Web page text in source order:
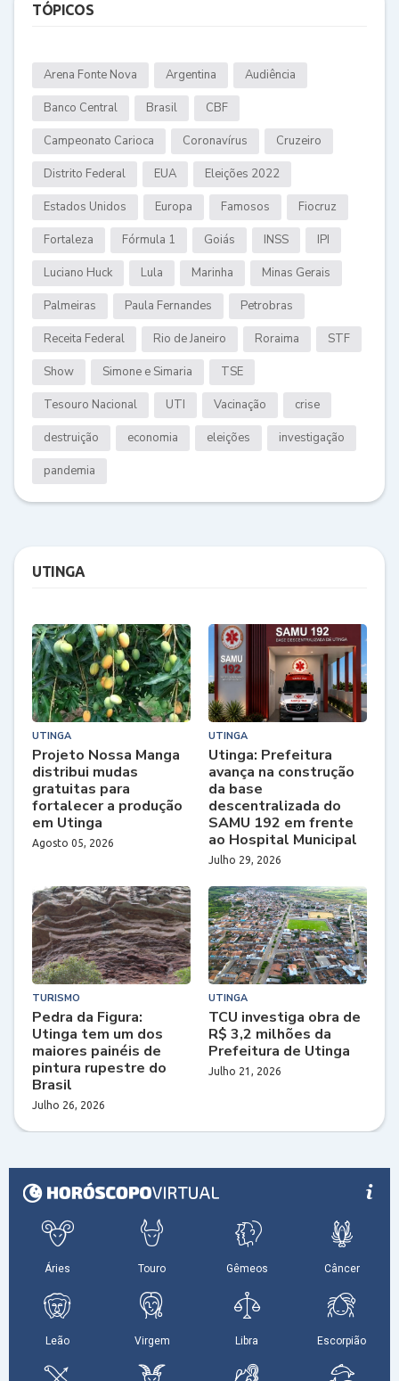
TÓPICOS
Arena Fonte Nova Argentina Audiência
Banco Central Brasil CBF
Campeonato Carioca Coronavírus Cruzeiro
Distrito Federal EUA Eleições 2022
Estados Unidos Europa Famosos Fiocruz
Fortaleza Fórmula 1 Goiás INSS IPI
Luciano Huck Lula Marinha Minas Gerais
Palmeiras Paula Fernandes Petrobras
Receita Federal Rio de Janeiro Roraima STF
Show Simone e Simaria TSE
Tesouro Nacional UTI Vacinação crise
destruição economia eleições investigação
pandemia
UTINGA
UTINGA
Projeto Nossa Manga
distribui mudas
gratuitas para
fortalecer a produção
em Utinga
Agosto 05, 2026
UTINGA
Utinga: Prefeitura
avança na construção
da base
descentralizada do
SAMU 192 em frente
ao Hospital Municipal
Julho 29, 2026
TURISMO
Pedra da Figura:
Utinga tem um dos
maiores painéis de
pintura rupestre do
Brasil
Julho 26, 2026
UTINGA
TCU investiga obra de
R$ 3,2 milhões da
Prefeitura de Utinga
Julho 21, 2026